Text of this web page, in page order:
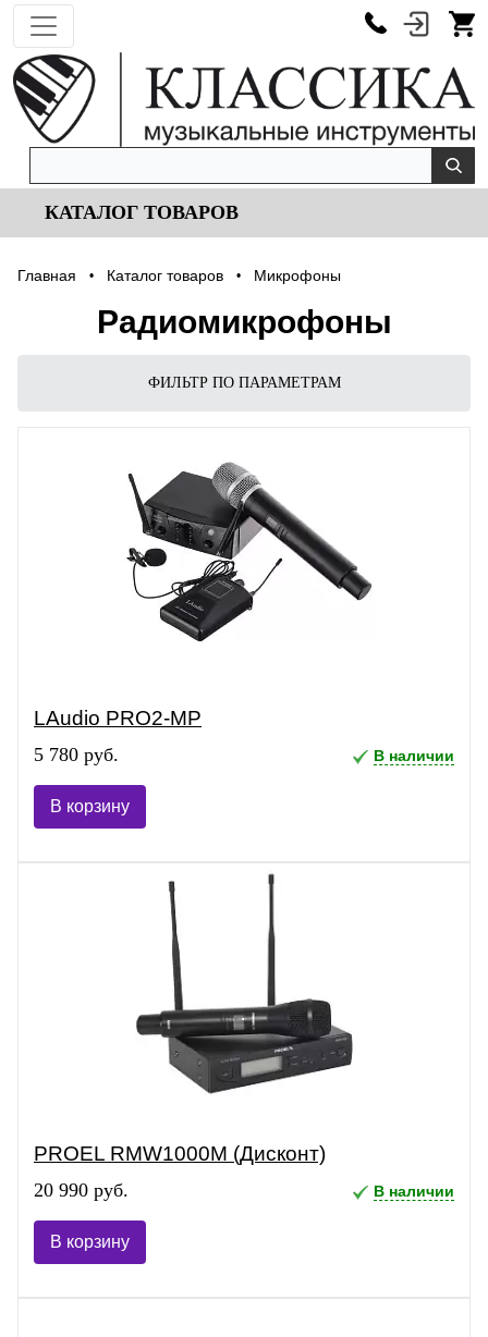
КАТАЛОГ ТОВАРОВ
Главная • Каталог товаров • Микрофоны
Радиомикрофоны
ФИЛЬТР ПО ПАРАМЕТРАМ
LAudio PRO2-MP
5 780 руб. В наличии
В корзину
PROEL RMW1000M (Дисконт)
20 990 руб. В наличии
В корзину